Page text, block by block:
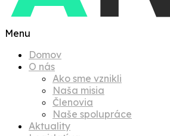
Menu
Domov
O nás
Ako sme vznikli
Naša misia
Členovia
Naše spolupráce
Aktuality